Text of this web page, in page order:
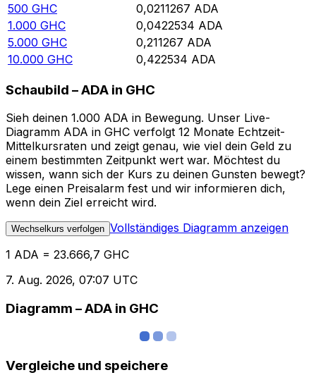
500 GHC 0,0211267 ADA
1.000 GHC 0,0422534 ADA
5.000 GHC 0,211267 ADA
10.000 GHC 0,422534 ADA
Schaubild – ADA in GHC
Sieh deinen 1.000 ADA in Bewegung. Unser Live-
Diagramm ADA in GHC verfolgt 12 Monate Echtzeit-
Mittelkursraten und zeigt genau, wie viel dein Geld zu
einem bestimmten Zeitpunkt wert war. Möchtest du
wissen, wann sich der Kurs zu deinen Gunsten bewegt?
Lege einen Preisalarm fest und wir informieren dich,
wenn dein Ziel erreicht wird.
Wechselkurs verfolgen Vollständiges Diagramm anzeigen
1 ADA = 23.666,7 GHC
7. Aug. 2026, 07:07 UTC
Diagramm – ADA in GHC
Vergleiche und speichere